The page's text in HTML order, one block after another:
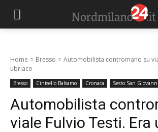
Home Bresso
Automobilista contromano su
ubriaco
Bresso Cinisello Balsamo Cronaca Sesto San Giovanni
Automobilista
viale Fulvio Testi. Era